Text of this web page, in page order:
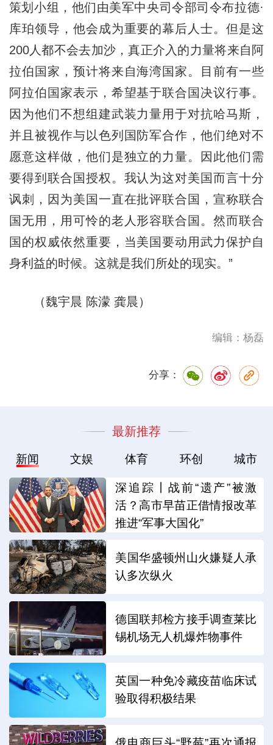
策划小组，他们由美军中央司令部司令布拉德·
库珀领导，他会成为重要的幕后人士。但是这
200人都不会去加沙，真正介入的力量将来自阿
拉伯国家，预计将来自海湾国家。目前有一些
阿拉伯国家表示，希望基于联合国决议行事。
因为他们不想组建武装力量用于对抗哈马斯，
并且被视作与以色列国防军合作，他们绝对不
愿意这样做，他们是独立的力量。因此他们需
要得到联合国授权。我认为这对美国而言十分
讽刺，因为美国一直在批评联合国，宣称联合
国无用，用可怜的老人形容联合国。然而联合
国的权威依然重要，当美国要动用武力保护自
身利益的时候。这就是我们所处的现实。”
（魏宇晨 陈濛 龚晨 ）
编辑：杨磊
分享：
最新推荐
新闻 文娱 体育 环创 城市
深追踪丨战前“遗产”被激
活？高市早苗正借情报改革
推进“军事大国化”
美国华盛顿州山火嫌疑人承
认多次纵火
德国联邦检方接手调查莱比
锡机场无人机爆炸物事件
英国一种免冷藏疫苗临床试
验取得积极结果